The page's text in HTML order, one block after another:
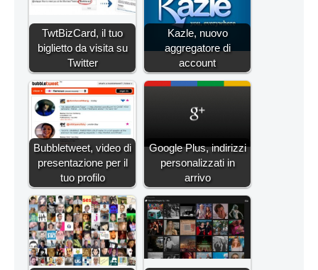
TwtBizCard, il tuo
biglietto da visita su
Twitter
Kazle, nuovo
aggregatore di
account
Bubbletweet, video di
presentazione per il
tuo profilo
Google Plus, indirizzi
personalizzati in
arrivo